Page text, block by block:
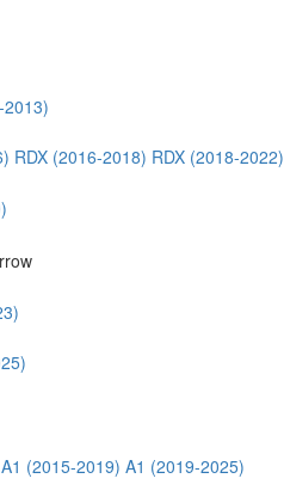
2013)
RDX (2016-2018) RDX (2018-2022)
A1 (2015-2019) A1 (2019-2025)